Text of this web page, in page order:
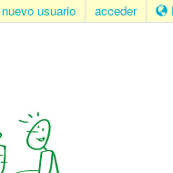
nuevo usuario acceder